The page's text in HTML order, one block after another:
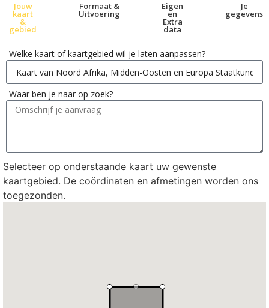
Jouw
kaart
&
gebied
Formaat &
Uitvoering
Eigen
en
Extra
data
Je
gegevens
Welke kaart of kaartgebied wil je laten aanpassen?
Waar ben je naar op zoek?
Selecteer op onderstaande kaart uw gewenste
kaartgebied. De coördinaten en afmetingen worden ons
toegezonden.